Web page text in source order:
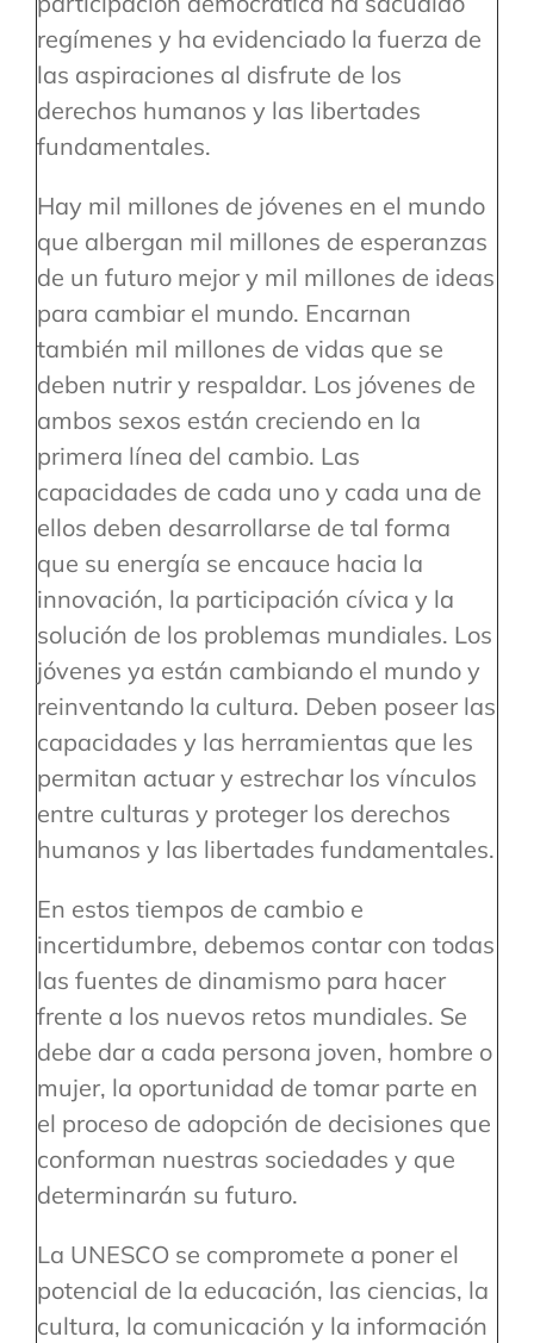
regímenes y ha evidenciado la fuerza de
las aspiraciones al disfrute de los
derechos humanos y las libertades
fundamentales.
Hay mil millones de jóvenes en el mundo
que albergan mil millones de esperanzas
de un futuro mejor y mil millones de ideas
para cambiar el mundo. Encarnan
también mil millones de vidas que se
deben nutrir y respaldar. Los jóvenes de
ambos sexos están creciendo en la
primera línea del cambio. Las
capacidades de cada uno y cada una de
ellos deben desarrollarse de tal forma
que su energía se encauce hacia la
innovación, la participación cívica y la
solución de los problemas mundiales. Los
jóvenes ya están cambiando el mundo y
reinventando la cultura. Deben poseer las
capacidades y las herramientas que les
permitan actuar y estrechar los vínculos
entre culturas y proteger los derechos
humanos y las libertades fundamentales.
En estos tiempos de cambio e
incertidumbre, debemos contar con todas
las fuentes de dinamismo para hacer
frente a los nuevos retos mundiales. Se
debe dar a cada persona joven, hombre o
mujer, la oportunidad de tomar parte en
el proceso de adopción de decisiones que
conforman nuestras sociedades y que
determinarán su futuro.
La UNESCO se compromete a poner el
potencial de la educación, las ciencias, la
cultura, la comunicación y la información